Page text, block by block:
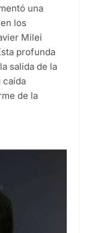
una
los
Milei
profunda
salida de la
caída
de la